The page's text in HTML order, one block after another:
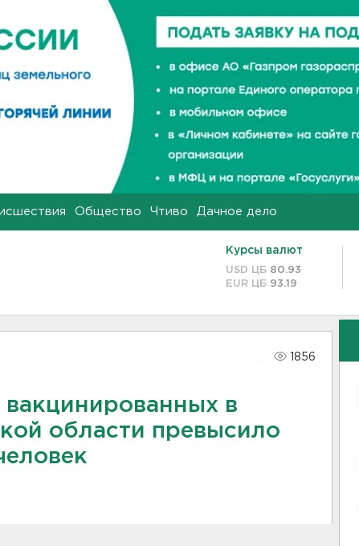
Общество Чтиво Дачное дело
Курсы валют
USD ЦБ 80.93
EUR ЦБ 93.19
1856
вакцинированных в
области превысило